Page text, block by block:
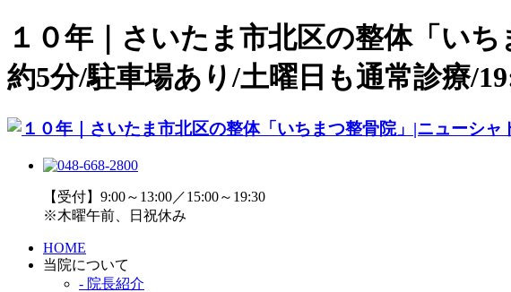
１０年｜さいたま市北区の整体「い
約5分/駐車場あり/土曜日も通常診療/
【受付】9:00～13:00／15:00～19:30
※木曜午前、日祝休み
HOME
当院について
- 院長紹介